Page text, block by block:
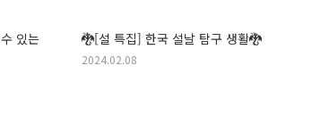
있는
🐉[설 특집] 한국 설날 탐구 생활🐉
2024.02.08